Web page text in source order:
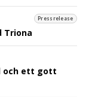
Pressrelease
Triona
och ett gott